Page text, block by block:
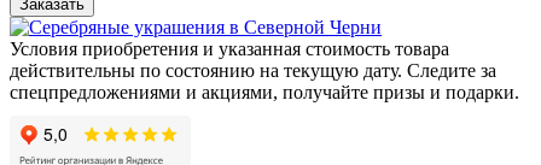
Заказать
Условия приобретения и указанная стоимость товара
действительны по состоянию на текущую дату. Следите за
спецпредложениями и акциями, получайте призы и подарки.